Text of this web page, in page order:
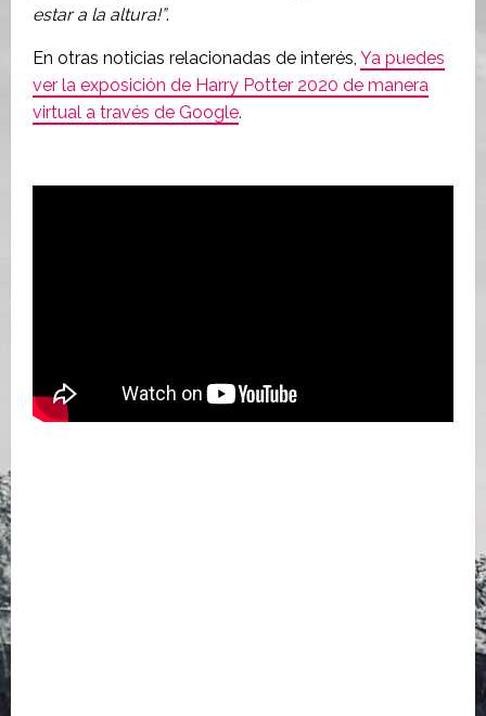
estar a la altura!”.
En otras noticias relacionadas de interés, Ya puedes
ver la exposición de Harry Potter 2020 de manera
virtual a través de Google.